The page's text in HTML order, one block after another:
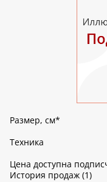
Размер, см*
Техника
Цена доступна
История продаж (1)